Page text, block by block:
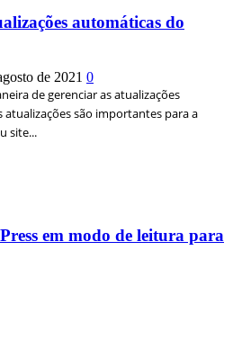
automáticas do
de 2021 0
de gerenciar as atualizações
atualizações são importantes para a
site...
em modo de leitura para